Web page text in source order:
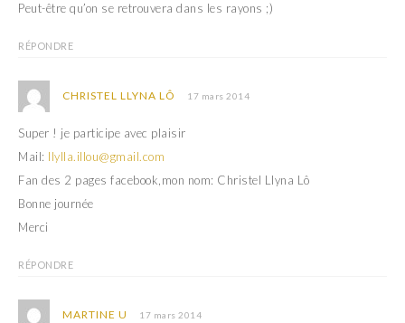
Peut-être qu’on se retrouvera dans les rayons ;)
RÉPONDRE
CHRISTEL LLYNA LÔ 17 mars 2014
Super ! je participe avec plaisir
Mail: llylla.illou@gmail.com
Fan des 2 pages facebook,mon nom: Christel Llyna Lô
Bonne journée
Merci
RÉPONDRE
MARTINE U 17 mars 2014